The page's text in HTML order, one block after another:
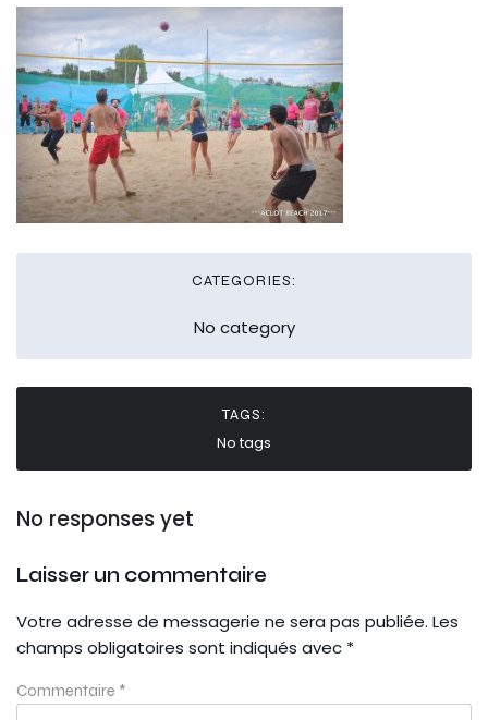
CATEGORIES:
No category
TAGS:
No tags
No responses yet
Laisser un commentaire
Votre adresse de messagerie ne sera pas publiée. Les
champs obligatoires sont indiqués avec *
Commentaire *